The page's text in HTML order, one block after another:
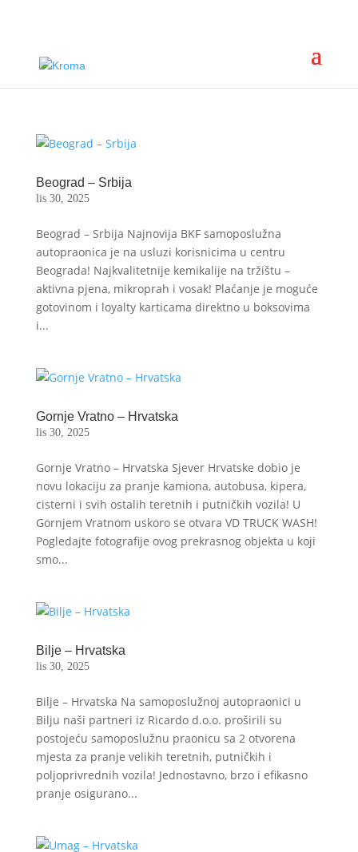
Beograd – Srbija
lis 30, 2025
Beograd – Srbija Najnovija BKF samoposlužna
autopraonica je na usluzi korisnicima u centru
Beograda! Najkvalitetnije kemikalije na tržištu –
aktivna pjena, mikroprah i vosak! Plaćanje je moguće
gotovinom i loyalty karticama direktno u boksovima
i...
Gornje Vratno – Hrvatska
lis 30, 2025
Gornje Vratno – Hrvatska Sjever Hrvatske dobio je
novu lokaciju za pranje kamiona, autobusa, kipera,
cisterni i svih ostalih teretnih i putničkih vozila! U
Gornjem Vratnom uskoro se otvara VD TRUCK WASH!
Pogledajte fotografije ovog prekrasnog objekta u koji
smo...
Bilje – Hrvatska
lis 30, 2025
Bilje – Hrvatska Na samoposlužnoj autopraonici u
Bilju naši partneri iz Ricardo d.o.o. proširili su
postojeću samoposlužnu praonicu sa 2 otvorena
mjesta za pranje velikih teretnih, putničkih i
poljoprivrednih vozila! Jednostavno, brzo i efikasno
pranje osigurano...